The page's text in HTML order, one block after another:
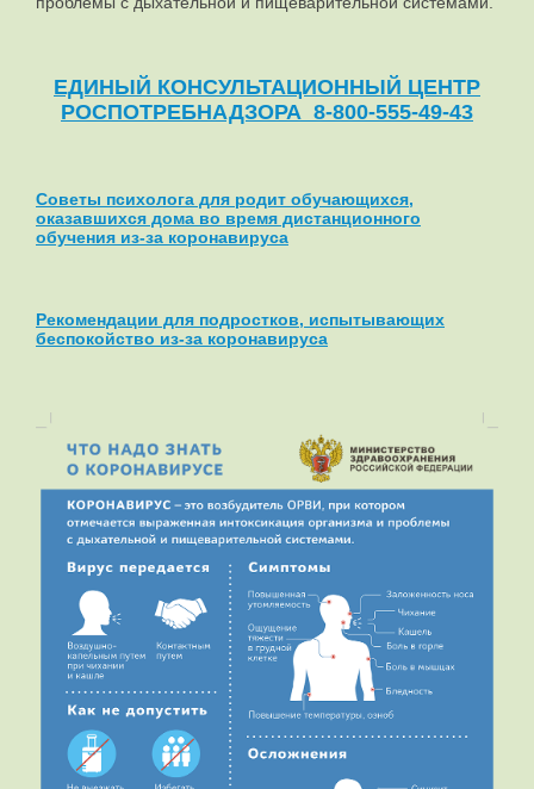
ЕДИНЫЙ КОНСУЛЬТАЦИОННЫЙ ЦЕНТР
РОСПОТРЕБНАДЗОРА 8-800-555-49-43
Советы психолога для родит обучающихся,
оказавшихся дома во время дистанционного
обучения из-за коронавируса
Рекомендации для подростков, испытывающих
беспокойство из-за коронавируса